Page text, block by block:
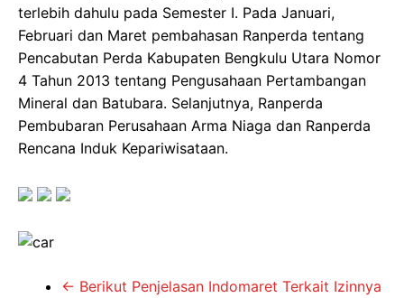
terlebih dahulu pada Semester I. Pada Januari,
Februari dan Maret pembahasan Ranperda tentang
Pencabutan Perda Kabupaten Bengkulu Utara Nomor
4 Tahun 2013 tentang Pengusahaan Pertambangan
Mineral dan Batubara. Selanjutnya, Ranperda
Pembubaran Perusahaan Arma Niaga dan Ranperda
Rencana Induk Kepariwisataan.
← Berikut Penjelasan Indomaret Terkait Izinnya